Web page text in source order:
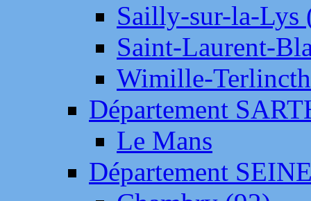
Sailly-sur-la-Lys
Saint-Laurent-
Wimille-
Département
Le Mans
Département